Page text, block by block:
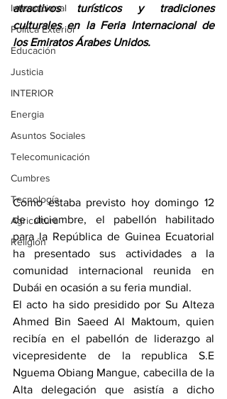
Internacional
Politca Exterior
Educación
Justicia
INTERIOR
Energia
Asuntos Sociales
Telecomunicación
Cumbres
Tecnología
Agricultura
Religión
atractivos turísticos y tradiciones
culturales en la Feria Internacional de
los Emiratos Árabes Unidos.
Como estaba previsto hoy domingo 12
de diciembre, el pabellón habilitado
para la República de Guinea Ecuatorial
ha presentado sus actividades a la
comunidad internacional reunida en
Dubái en ocasión a su feria mundial.
El acto ha sido presidido por Su Alteza
Ahmed Bin Saeed Al Maktoum, quien
recibía en el pabellón de liderazgo al
vicepresidente de la republica S.E
Nguema Obiang Mangue, cabecilla de la
Alta delegación que asistía a dicho